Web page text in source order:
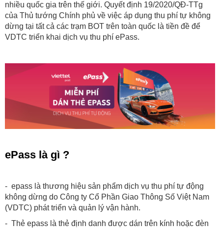
nhiều quốc gia trên thế giới. Quyết định 19/2020/QĐ-TTg
của Thủ tướng Chính phủ về việc áp dụng thu phí tự không
dừng tại tất cả các trạm BOT trên toàn quốc là tiền đề để
VDTC triển khai dịch vụ thu phí ePass.
ePass là gì ?
- epass là thương hiệu sản phẩm dịch vụ thu phí tự động
không dừng do Công ty Cổ Phần Giao Thông Số Việt Nam
(VDTC) phát triển và quản lý vận hành.
- Thẻ epass là thẻ định danh được dán trên kính hoặc đèn